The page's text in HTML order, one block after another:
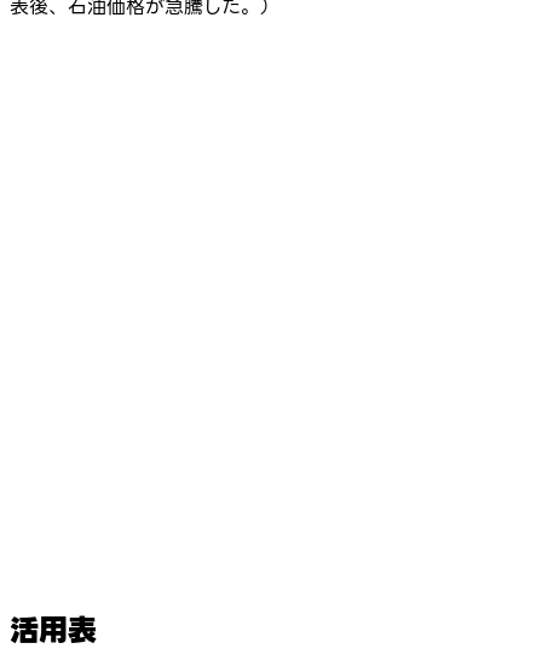
表後、石油価格が急騰した。）
活用表